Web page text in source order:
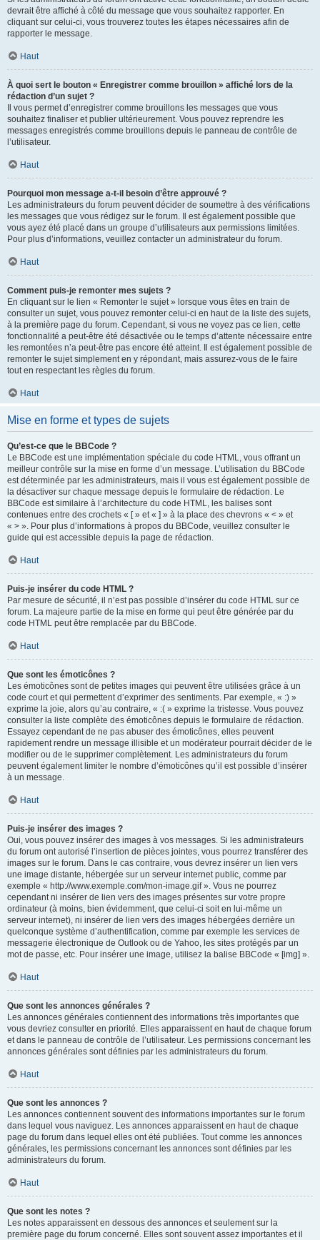
devrait être affiché à côté du message que vous souhaitez rapporter. En
cliquant sur celui-ci, vous trouverez toutes les étapes nécessaires afin de
rapporter le message.
Haut
À quoi sert le bouton « Enregistrer comme brouillon » affiché lors de la
rédaction d’un sujet ?
Il vous permet d’enregistrer comme brouillons les messages que vous
souhaitez finaliser et publier ultérieurement. Vous pouvez reprendre les
messages enregistrés comme brouillons depuis le panneau de contrôle de
l’utilisateur.
Haut
Pourquoi mon message a-t-il besoin d’être approuvé ?
Les administrateurs du forum peuvent décider de soumettre à des vérifications
les messages que vous rédigez sur le forum. Il est également possible que
vous ayez été placé dans un groupe d’utilisateurs aux permissions limitées.
Pour plus d’informations, veuillez contacter un administrateur du forum.
Haut
Comment puis-je remonter mes sujets ?
En cliquant sur le lien « Remonter le sujet » lorsque vous êtes en train de
consulter un sujet, vous pouvez remonter celui-ci en haut de la liste des sujets,
à la première page du forum. Cependant, si vous ne voyez pas ce lien, cette
fonctionnalité a peut-être été désactivée ou le temps d’attente nécessaire entre
les remontées n’a peut-être pas encore été atteint. Il est également possible de
remonter le sujet simplement en y répondant, mais assurez-vous de le faire
tout en respectant les règles du forum.
Haut
Mise en forme et types de sujets
Qu’est-ce que le BBCode ?
Le BBCode est une implémentation spéciale du code HTML, vous offrant un
meilleur contrôle sur la mise en forme d’un message. L’utilisation du BBCode
est déterminée par les administrateurs, mais il vous est également possible de
la désactiver sur chaque message depuis le formulaire de rédaction. Le
BBCode est similaire à l’architecture du code HTML, les balises sont
contenues entre des crochets « [ » et « ] » à la place des chevrons « < » et
« > ». Pour plus d’informations à propos du BBCode, veuillez consulter le
guide qui est accessible depuis la page de rédaction.
Haut
Puis-je insérer du code HTML ?
Par mesure de sécurité, il n’est pas possible d’insérer du code HTML sur ce
forum. La majeure partie de la mise en forme qui peut être générée par du
code HTML peut être remplacée par du BBCode.
Haut
Que sont les émoticônes ?
Les émoticônes sont de petites images qui peuvent être utilisées grâce à un
code court et qui permettent d’exprimer des sentiments. Par exemple, « :) »
exprime la joie, alors qu’au contraire, « :( » exprime la tristesse. Vous pouvez
consulter la liste complète des émoticônes depuis le formulaire de rédaction.
Essayez cependant de ne pas abuser des émoticônes, elles peuvent
rapidement rendre un message illisible et un modérateur pourrait décider de le
modifier ou de le supprimer complètement. Les administrateurs du forum
peuvent également limiter le nombre d’émoticônes qu’il est possible d’insérer
à un message.
Haut
Puis-je insérer des images ?
Oui, vous pouvez insérer des images à vos messages. Si les administrateurs
du forum ont autorisé l’insertion de pièces jointes, vous pourrez transférer des
images sur le forum. Dans le cas contraire, vous devrez insérer un lien vers
une image distante, hébergée sur un serveur internet public, comme par
exemple « http://www.exemple.com/mon-image.gif ». Vous ne pourrez
cependant ni insérer de lien vers des images présentes sur votre propre
ordinateur (à moins, bien évidemment, que celui-ci soit en lui-même un
serveur internet), ni insérer de lien vers des images hébergées derrière un
quelconque système d’authentification, comme par exemple les services de
messagerie électronique de Outlook ou de Yahoo, les sites protégés par un
mot de passe, etc. Pour insérer une image, utilisez la balise BBCode « [img] ».
Haut
Que sont les annonces générales ?
Les annonces générales contiennent des informations très importantes que
vous devriez consulter en priorité. Elles apparaissent en haut de chaque forum
et dans le panneau de contrôle de l’utilisateur. Les permissions concernant les
annonces générales sont définies par les administrateurs du forum.
Haut
Que sont les annonces ?
Les annonces contiennent souvent des informations importantes sur le forum
dans lequel vous naviguez. Les annonces apparaissent en haut de chaque
page du forum dans lequel elles ont été publiées. Tout comme les annonces
générales, les permissions concernant les annonces sont définies par les
administrateurs du forum.
Haut
Que sont les notes ?
Les notes apparaissent en dessous des annonces et seulement sur la
première page du forum concerné. Elles sont souvent assez importantes et il